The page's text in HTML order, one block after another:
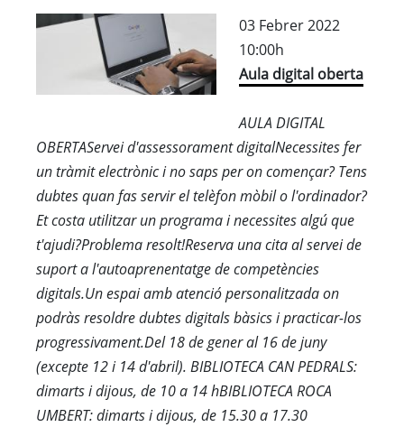
03 Febrer 2022
10:00h
Aula digital oberta
AULA DIGITAL
OBERTAServei d'assessorament digitalNecessites fer
un tràmit electrònic i no saps per on començar? Tens
dubtes quan fas servir el telèfon mòbil o l'ordinador?
Et costa utilitzar un programa i necessites algú que
t'ajudi?Problema resolt!Reserva una cita al servei de
suport a l'autoaprenentatge de competències
digitals.Un espai amb atenció personalitzada on
podràs resoldre dubtes digitals bàsics i practicar-los
progressivament.Del 18 de gener al 16 de juny
(excepte 12 i 14 d'abril). BIBLIOTECA CAN PEDRALS:
dimarts i dijous, de 10 a 14 hBIBLIOTECA ROCA
UMBERT: dimarts i dijous, de 15.30 a 17.30